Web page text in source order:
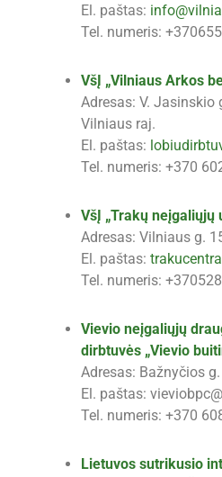
El. paštas:
Tel. numeris:
VšĮ „Vilniaus Arkos
Adresas: V. Jasinskio
Vilniaus raj.
El. paštas:
Tel. numeris: +370
VšĮ „Trakų neįgaliųjų
Adresas: Vilniaus g.
El. paštas:
Tel. numeris:
Vievio neįgaliųjų
dirbtuvės „Vievio
Adresas: Bažnyčios
El. paštas:
Tel. numeris: +370
Lietuvos sutrikusio